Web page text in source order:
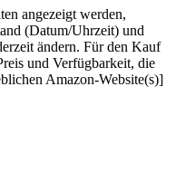
angezeigt werden,
(Datum/Uhrzeit) und
ändern. Für den Kauf
und Verfügbarkeit, die
Amazon-Website(s)]